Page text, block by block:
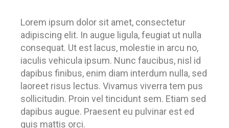
Lorem ipsum dolor sit amet, consectetur
adipiscing elit. In augue ligula, feugiat ut nulla
consequat. Ut est lacus, molestie in arcu no,
iaculis vehicula ipsum. Nunc faucibus, nisl id
dapibus finibus, enim diam interdum nulla, sed
laoreet risus lectus. Vivamus viverra tem pus
sollicitudin. Proin vel tincidunt sem. Etiam sed
dapibus augue. Praesent eu pulvinar est ed
quis mattis orci.